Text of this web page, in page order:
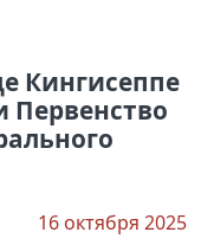
Кингисеппе
Первенство
16 октября 2025